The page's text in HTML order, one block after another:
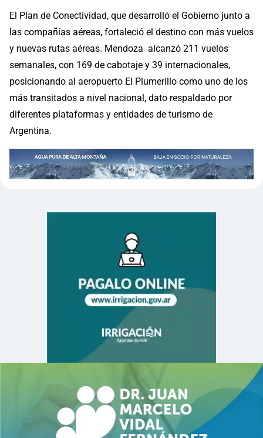
El Plan de Conectividad, que desarrolló el Gobierno junto a
las compañías aéreas, fortaleció el destino con más vuelos
y nuevas rutas aéreas. Mendoza alcanzó 211 vuelos
semanales, con 169 de cabotaje y 39 internacionales,
posicionando al aeropuerto El Plumerillo como uno de los
más transitados a nivel nacional, dato respaldado por
diferentes plataformas y entidades de turismo de
Argentina.